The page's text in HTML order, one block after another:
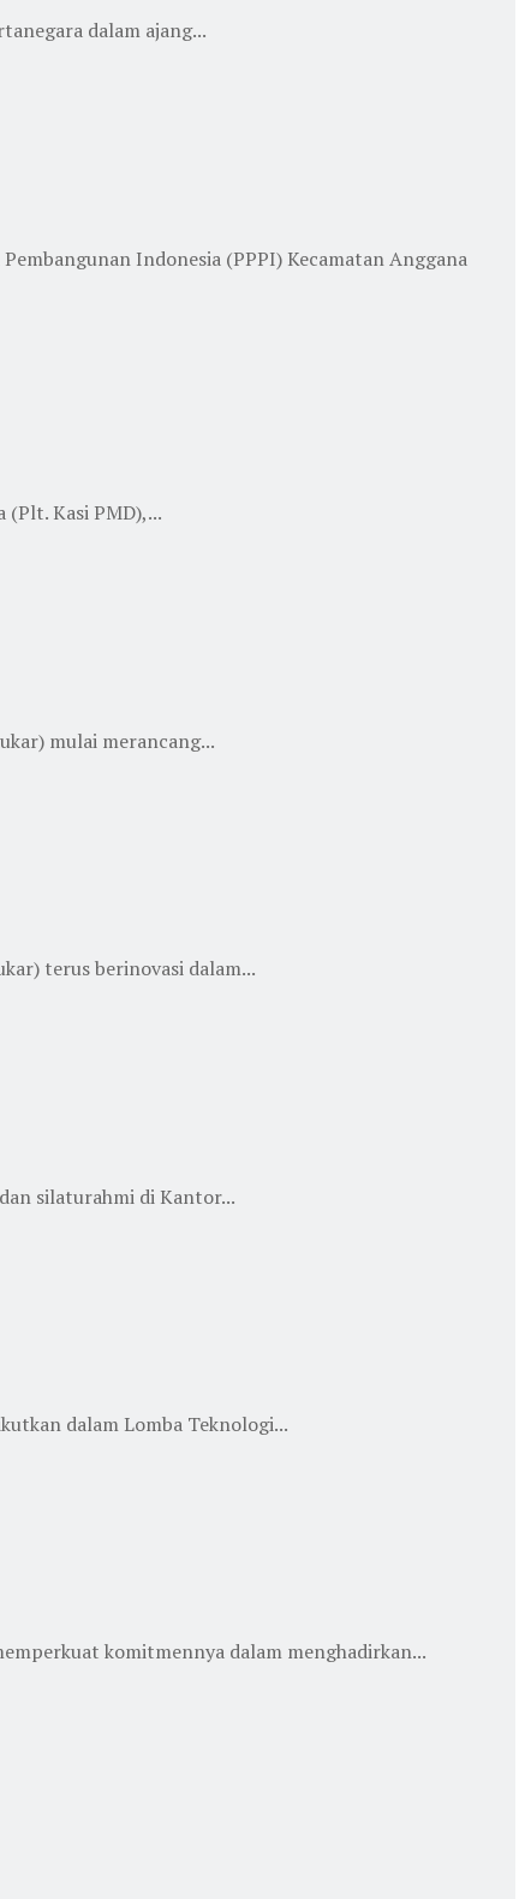
dalam ajang...
Indonesia (PPPI) Kecamatan Anggana
(Plt. Kasi PMD),...
mulai merancang...
terus berinovasi dalam...
silaturahmi di Kantor...
dalam Lomba Teknologi...
komitmennya dalam menghadirkan...